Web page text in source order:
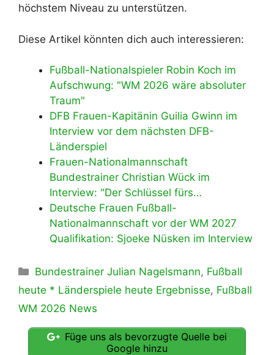
höchstem Niveau zu unterstützen.
Diese Artikel könnten dich auch interessieren:
Fußball-Nationalspieler Robin Koch im
Aufschwung: "WM 2026 wäre absoluter
Traum"
DFB Frauen-Kapitänin Guilia Gwinn im
Interview vor dem nächsten DFB-
Länderspiel
Frauen-Nationalmannschaft
Bundestrainer Christian Wück im
Interview: "Der Schlüssel fürs…
Deutsche Frauen Fußball-
Nationalmannschaft vor der WM 2027
Qualifikation: Sjoeke Nüsken im Interview
Kategorien
Bundestrainer Julian Nagelsmann, Fußball
heute * Länderspiele heute Ergebnisse, Fußball
WM 2026 News
Füge uns als bevorzugte Quelle bei
Google hinzu